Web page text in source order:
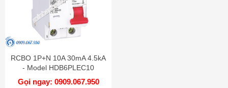
RCBO 1P+N 10A 30mA 4.5kA
- Model HDB6PLEC10
Gọi ngay: 0909.067.950